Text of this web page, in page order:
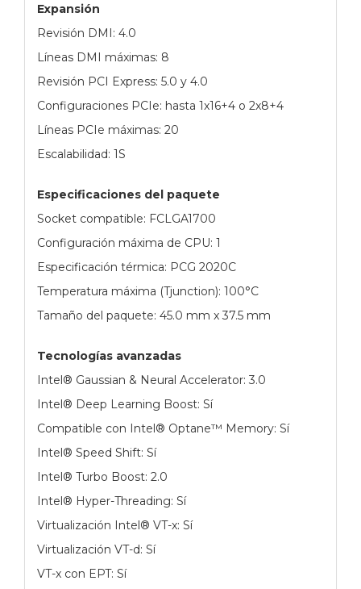
Expansión
Revisión DMI: 4.0
Líneas DMI máximas: 8
Revisión PCI Express: 5.0 y 4.0
Configuraciones PCIe: hasta 1x16+4 o 2x8+4
Líneas PCIe máximas: 20
Escalabilidad: 1S
Especificaciones del paquete
Socket compatible: FCLGA1700
Configuración máxima de CPU: 1
Especificación térmica: PCG 2020C
Temperatura máxima (Tjunction): 100°C
Tamaño del paquete: 45.0 mm x 37.5 mm
Tecnologías avanzadas
Intel® Gaussian & Neural Accelerator: 3.0
Intel® Deep Learning Boost: Sí
Compatible con Intel® Optane™ Memory: Sí
Intel® Speed Shift: Sí
Intel® Turbo Boost: 2.0
Intel® Hyper-Threading: Sí
Virtualización Intel® VT-x: Sí
Virtualización VT-d: Sí
VT-x con EPT: Sí